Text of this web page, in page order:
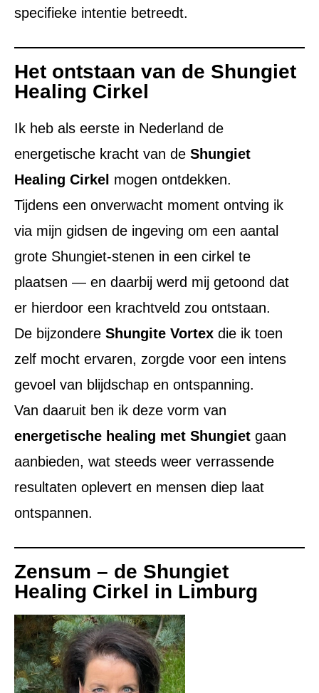
specifieke intentie betreedt.
Het ontstaan van de Shungiet
Healing Cirkel
Ik heb als eerste in Nederland de
energetische kracht van de Shungiet
Healing Cirkel mogen ontdekken.
Tijdens een onverwacht moment ontving ik
via mijn gidsen de ingeving om een aantal
grote Shungiet-stenen in een cirkel te
plaatsen — en daarbij werd mij getoond dat
er hierdoor een krachtveld zou ontstaan.
De bijzondere Shungite Vortex die ik toen
zelf mocht ervaren, zorgde voor een intens
gevoel van blijdschap en ontspanning.
Van daaruit ben ik deze vorm van
energetische healing met Shungiet gaan
aanbieden, wat steeds weer verrassende
resultaten oplevert en mensen diep laat
ontspannen.
Zensum – de Shungiet
Healing Cirkel in Limburg